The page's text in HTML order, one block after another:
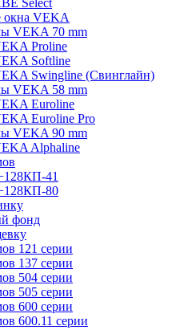
Select
окна VEKA
VEKA 70 mm
Proline
Softline
Swingline (Свинглайн)
VEKA 58 mm
Euroline
Euroline Pro
VEKA 90 mm
Alphaline
41
80
фонд
121 серии
137 серии
504 серии
505 серии
600 серии
600.11 серии